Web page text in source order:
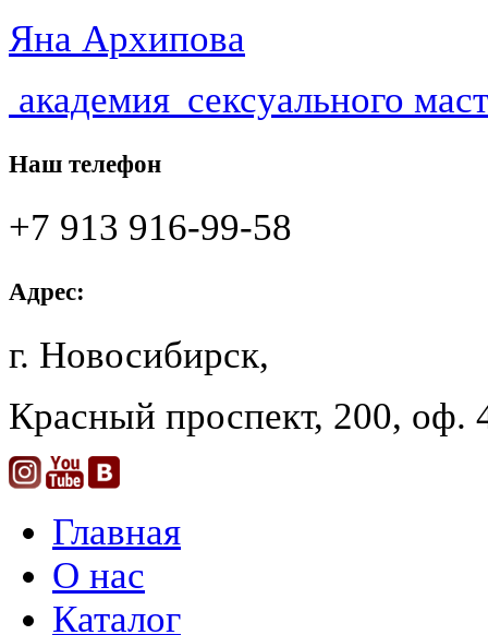
Яна Архипова
академия сексуального
Наш телефон
+7 913 916-99-58
Адрес:
г. Новосибирск,
Красный проспект, 200, оф.
Главная
О нас
Каталог